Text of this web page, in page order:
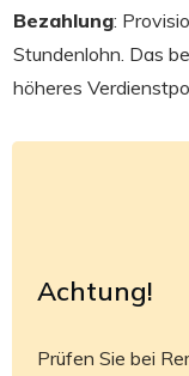
Bezahlung:
Stundenlohn. Das
höheres
Achtung!
Prüfen Sie bei